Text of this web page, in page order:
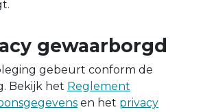
gewaarborgd
gebeurt conform de
Bekijk het Reglement
en het privacy